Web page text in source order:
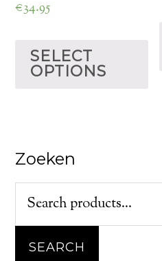
€34.95
SELECT
OPTIONS
Zoeken
SEARCH